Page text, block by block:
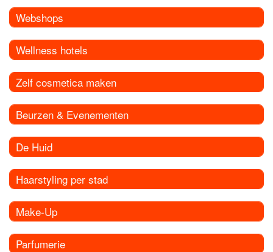
Webshops
Wellness hotels
Zelf cosmetica maken
Beurzen & Evenementen
De Huid
Haarstyling per stad
Make-Up
Parfumerie